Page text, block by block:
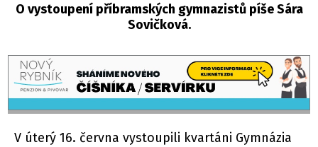
O vystoupení příbramských gymnazistů píše Sára
Sovičková.
V úterý 16. června vystoupili kvartáni Gymnázia